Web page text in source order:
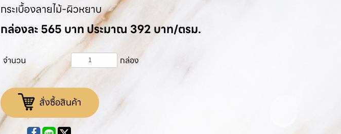
กระเบื้องลายไม้-ผิวหยาบ
กล่องละ 565 บาท ประมาณ 392 บาท/ตรม.
จำนวน กล่อง
สั่งซื้อสินค้า